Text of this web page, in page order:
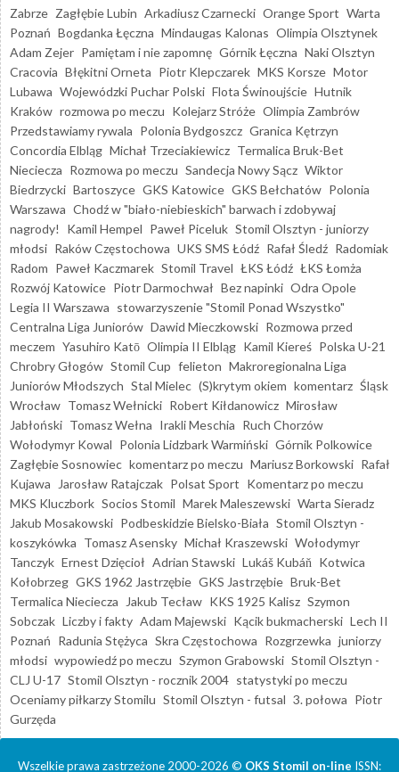
Zabrze Zagłębie Lubin Arkadiusz Czarnecki Orange Sport Warta
Poznań Bogdanka Łęczna Mindaugas Kalonas Olimpia Olsztynek
Adam Zejer Pamiętam i nie zapomnę Górnik Łęczna Naki Olsztyn
Cracovia Błękitni Orneta Piotr Klepczarek MKS Korsze Motor
Lubawa Wojewódzki Puchar Polski Flota Świnoujście Hutnik
Kraków rozmowa po meczu Kolejarz Stróże Olimpia Zambrów
Przedstawiamy rywala Polonia Bydgoszcz Granica Kętrzyn
Concordia Elbląg Michał Trzeciakiewicz Termalica Bruk-Bet
Nieciecza Rozmowa po meczu Sandecja Nowy Sącz Wiktor
Biedrzycki Bartoszyce GKS Katowice GKS Bełchatów Polonia
Warszawa Chodź w "biało-niebieskich" barwach i zdobywaj
nagrody!
Kamil Hempel Paweł Piceluk Stomil Olsztyn - juniorzy
młodsi Raków Częstochowa UKS SMS Łódź Rafał Śledź Radomiak
Radom Paweł Kaczmarek Stomil Travel ŁKS Łódź ŁKS Łomża
Rozwój Katowice Piotr Darmochwał Bez napinki Odra Opole
Legia II Warszawa stowarzyszenie "Stomil Ponad Wszystko"
Centralna Liga Juniorów Dawid Mieczkowski Rozmowa przed
meczem Yasuhiro Katō Olimpia II Elbląg Kamil Kiereś Polska U-21
Chrobry Głogów Stomil Cup felieton Makroregionalna Liga
Juniorów Młodszych Stal Mielec (S)krytym okiem komentarz Śląsk
Wrocław Tomasz Wełnicki Robert Kiłdanowicz Mirosław
Jabłoński Tomasz Wełna Irakli Meschia Ruch Chorzów
Wołodymyr Kowal Polonia Lidzbark Warmiński Górnik Polkowice
Zagłębie Sosnowiec komentarz po meczu Mariusz Borkowski Rafał
Kujawa
Jarosław Ratajczak Polsat Sport Komentarz po meczu
MKS Kluczbork Socios Stomil Marek Maleszewski Warta Sieradz
Jakub Mosakowski Podbeskidzie Bielsko-Biała Stomil Olsztyn -
koszykówka Tomasz Asensky Michał Kraszewski Wołodymyr
Tanczyk Ernest Dzięcioł Adrian Stawski Lukáš Kubáň Kotwica
Kołobrzeg GKS 1962 Jastrzębie GKS Jastrzębie Bruk-Bet
Termalica Nieciecza
Jakub Tecław KKS 1925 Kalisz Szymon
Sobczak Liczby i fakty Adam Majewski Kącik bukmacherski Lech II
Poznań Radunia Stężyca Skra Częstochowa Rozgrzewka juniorzy
młodsi wypowiedź po meczu Szymon Grabowski Stomil Olsztyn -
CLJ U-17 Stomil Olsztyn - rocznik 2004 statystyki po meczu
Oceniamy piłkarzy Stomilu Stomil Olsztyn - futsal 3. połowa Piotr
Gurzęda
Wszelkie prawa zastrzeżone 2000-2026 © OKS Stomil on-line ISSN: